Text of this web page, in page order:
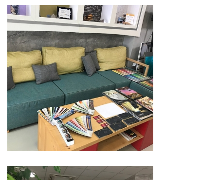
ПОВЕЧЕ
ИНФОРМАЦИЯ
МОЖЕТЕ
ДА
НАМЕРИТЕ
ТУК.
УСЛУГИ ОПЦИИ